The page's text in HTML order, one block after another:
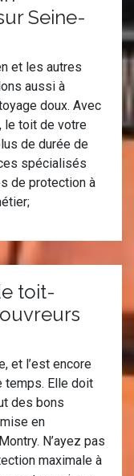
Seine-
et les autres
aussi à
doux. Avec
le toit de votre
de durée de
spécialisés
de protection à
toit-
et l’est encore
temps. Elle doit
des bons
en
N’ayez pas
maximale à